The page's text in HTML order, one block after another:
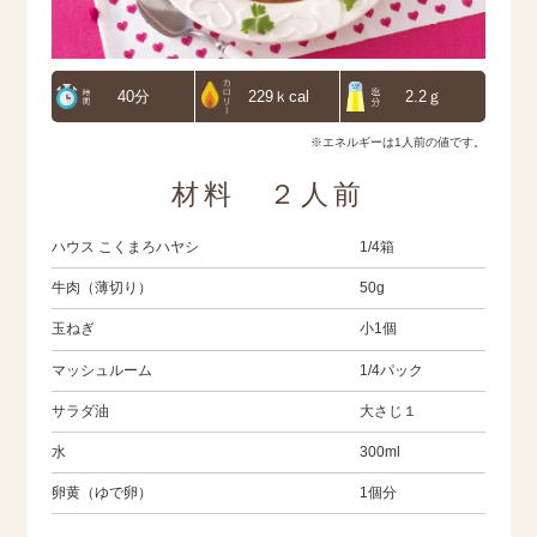
40分 229ｋcal 2.2ｇ
※エネルギーは1人前の値です。
材料 ２人前
ハウス こくまろハヤシ 1/4箱
牛肉（薄切り） 50g
玉ねぎ 小1個
マッシュルーム 1/4パック
サラダ油 大さじ１
水 300ml
卵黄（ゆで卵） 1個分